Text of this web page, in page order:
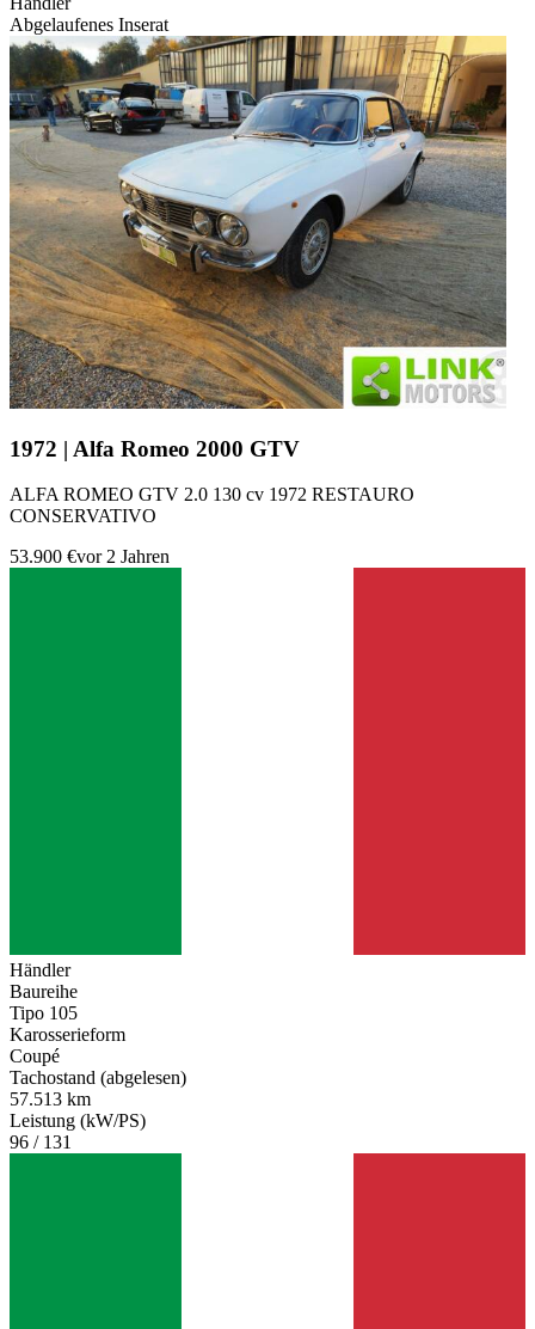
Abgelaufenes Inserat
1972 | Alfa Romeo 2000 GTV
ALFA ROMEO GTV 2.0 130 cv 1972 RESTAURO
CONSERVATIVO
53.900 €vor 2 Jahren
Händler
Baureihe
Tipo 105
Karosserieform
Coupé
Tachostand (abgelesen)
57.513 km
Leistung (kW/PS)
96 / 131